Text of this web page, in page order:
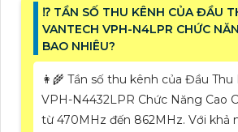
⁉️ TẦN SỐ THU KÊNH CỦA ĐẦU
VANTECH VPH-N4LPR CHỨC
BAO NHIÊU?
👩‍🌾 Tần số thu kênh của Đầu Thu
VPH-N4432LPR Chức Năng Cao
từ 470MHz đến 862MHz. Với khả